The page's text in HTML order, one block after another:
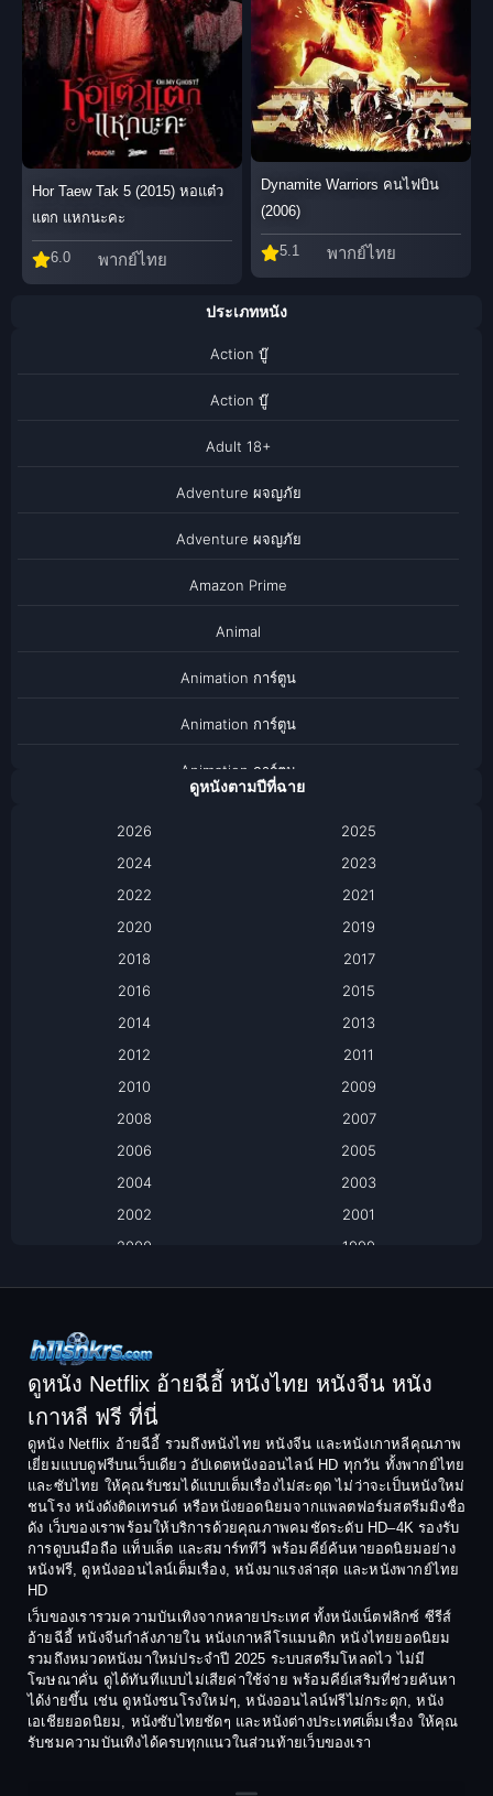
Hor Taew Tak 5 (2015) หอแต๋ว
แตก แหกนะคะ
6.0 พากย์ไทย
Dynamite Warriors คนไฟบิน
(2006)
5.1 พากย์ไทย
ประเภทหนัง
Action บู๊
Action บู๊
Adult 18+
Adventure ผจญภัย
Adventure ผจญภัย
Amazon Prime
Animal
Animation การ์ตูน
Animation การ์ตูน
Animation การ์ตูน
Based on a True Story เรื่องจริง
Based on a True Story เรื่องจริง
Comedy ตลก
Coming-of-age ชีวิตวัยรุ่น
Crime อาชญากรรม
Crime อาชญากรรม
Culture
Dance เต้น
Dark Comedy ตลกร้าย
DC
ดูหนังตามปีที่ฉาย
2026
2025
2024
2023
2022
2021
2020
2019
2018
2017
2016
2015
2014
2013
2012
2011
2010
2009
2008
2007
2006
2005
2004
2003
2002
2001
2000
1999
1994
1992
1991
1990
1988
1987
1986
1985
1984
1983
1982
1981
1980
1978
1974
1973
1972
1971
1970
1969
1968
1964
ดูหนัง Netflix อ้ายฉีอี้ หนังไทย หนังจีน หนัง
เกาหลี ฟรี ที่นี่
ดูหนัง Netflix อ้ายฉีอี้ รวมถึงหนังไทย หนังจีน และหนังเกาหลีคุณภาพ
เยี่ยมแบบดูฟรีบนเว็บเดียว อัปเดตหนังออนไลน์ HD ทุกวัน ทั้งพากย์ไทย
และซับไทย ให้คุณรับชมได้แบบเต็มเรื่องไม่สะดุด ไม่ว่าจะเป็นหนังใหม่
ชนโรง หนังดังติดเทรนด์ หรือหนังยอดนิยมจากแพลตฟอร์มสตรีมมิงชื่อ
ดัง เว็บของเราพร้อมให้บริการด้วยคุณภาพคมชัดระดับ HD–4K รองรับ
การดูบนมือถือ แท็บเล็ต และสมาร์ททีวี พร้อมคีย์ค้นหายอดนิยมอย่าง
หนังฟรี, ดูหนังออนไลน์เต็มเรื่อง, หนังมาแรงล่าสุด และหนังพากย์ไทย
HD
เว็บของเรารวมความบันเทิงจากหลายประเทศ ทั้งหนังเน็ตฟลิกซ์ ซีรีส์
อ้ายฉีอี้ หนังจีนกำลังภายใน หนังเกาหลีโรแมนติก หนังไทยยอดนิยม
รวมถึงหมวดหนังมาใหม่ประจำปี 2025 ระบบสตรีมโหลดไว ไม่มี
โฆษณาคั่น ดูได้ทันทีแบบไม่เสียค่าใช้จ่าย พร้อมคีย์เสริมที่ช่วยค้นหา
ได้ง่ายขึ้น เช่น ดูหนังชนโรงใหม่ๆ, หนังออนไลน์ฟรีไม่กระตุก, หนัง
เอเชียยอดนิยม, หนังซับไทยชัดๆ และหนังต่างประเทศเต็มเรื่อง ให้คุณ
รับชมความบันเทิงได้ครบทุกแนวในส่วนท้ายเว็บของเรา